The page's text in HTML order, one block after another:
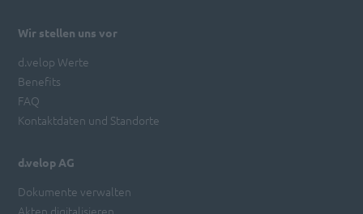
Wir stellen uns vor
d.velop Werte
Benefits
FAQ
Kontaktdaten und Standorte
d.velop AG
Dokumente verwalten